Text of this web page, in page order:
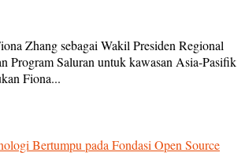
Zhang sebagai Wakil Presiden Regional
Program Saluran untuk kawasan Asia-Pasifik
Fiona...